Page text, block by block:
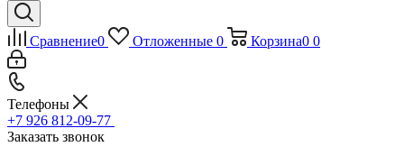
Сравнение0 Отложенные 0 Корзина0 0
Телефоны
+7 926 812-09-77
Заказать звонок